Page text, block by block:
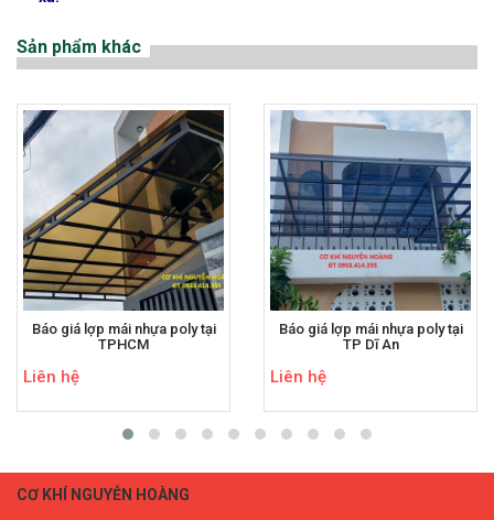
Sản phẩm khác
Báo giá lợp mái nhựa poly tại
TPHCM
Liên hệ
Báo giá lợp mái nhựa poly tại
TP Dĩ An
Liên hệ
CƠ KHÍ NGUYỄN HOÀNG